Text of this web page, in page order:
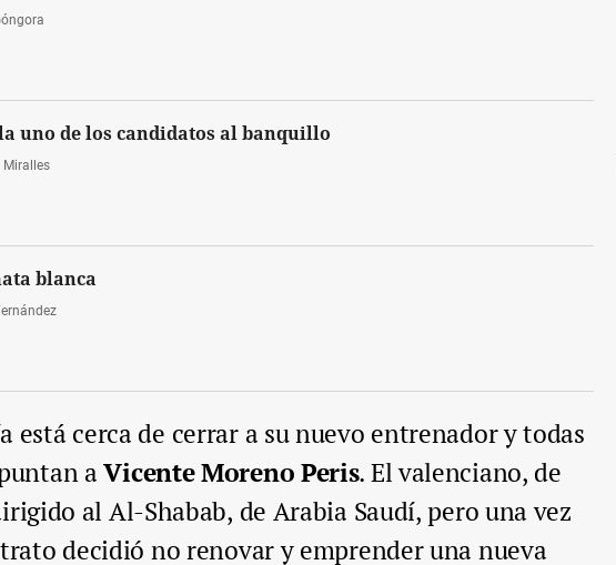
uno de los candidatos al banquillo
Miralles
blanca
está cerca de cerrar a su nuevo entrenador y todas
aVicente Moreno Peris. El valenciano, de
al Al-Shabab, de Arabia Saudí, pero una vez
decidió no renovar y emprender una nueva